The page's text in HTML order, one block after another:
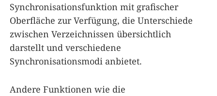
Synchronisationsfunktion mit grafischer
Oberfläche zur Verfügung, die Unterschiede
zwischen Verzeichnissen übersichtlich
darstellt und verschiedene
Synchronisationsmodi anbietet.
Andere Funktionen wie die